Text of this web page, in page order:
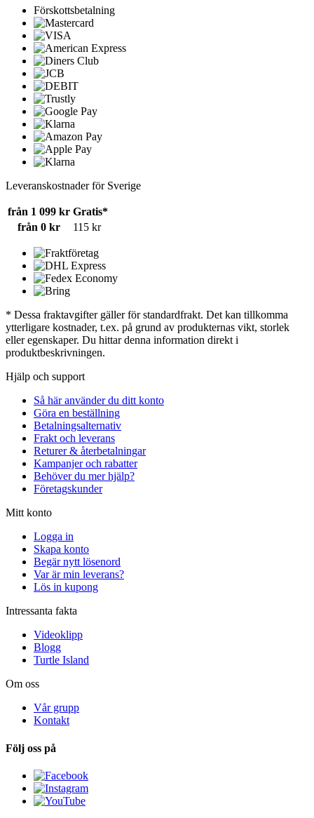
Förskottsbetalning
Leveranskostnader för Sverige
från 1 099 kr Gratis*
från 0 kr
115 kr
* Dessa fraktavgifter gäller för standardfrakt. Det kan tillkomma
ytterligare kostnader, t.ex. på grund av produkternas vikt, storlek
eller egenskaper. Du hittar denna information direkt i
produktbeskrivningen.
Hjälp och support
Så här använder du ditt konto
Göra en beställning
Betalningsalternativ
Frakt och leverans
Returer & återbetalningar
Kampanjer och rabatter
Behöver du mer hjälp?
Företagskunder
Mitt konto
Logga in
Skapa konto
Begär nytt lösenord
Var är min leverans?
Lös in kupong
Intressanta fakta
Videoklipp
Blogg
Turtle Island
Om oss
Vår grupp
Kontakt
Följ oss på